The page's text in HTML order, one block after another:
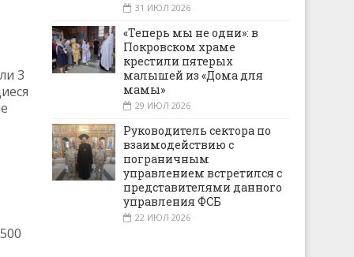
3
31 ИЮЛ 2026
«Теперь мы не одни»: в
Покровском храме
крестили пятерых
малышей из «Дома для
мамы»
29 ИЮЛ 2026
Руководитель сектора по
взаимодействию с
пограничным
управлением встретился с
представителями данного
управления ФСБ
22 ИЮЛ 2026